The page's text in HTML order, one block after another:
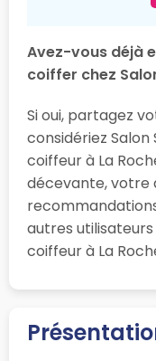
Avez-vous déjà
coiffer chez
Si oui, partagez
considériez
coiffeur à La
décevante, votre
autres
coiffeur à La